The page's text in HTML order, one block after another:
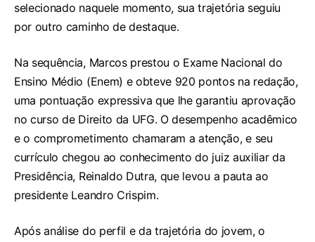
selecionado naquele momento, sua trajetória seguiu
por outro caminho de destaque.
Na sequência, Marcos prestou o Exame Nacional do
Ensino Médio (Enem) e obteve 920 pontos na redação,
uma pontuação expressiva que lhe garantiu aprovação
no curso de Direito da UFG. O desempenho acadêmico
e o comprometimento chamaram a atenção, e seu
currículo chegou ao conhecimento do juiz auxiliar da
Presidência, Reinaldo Dutra, que levou a pauta ao
presidente Leandro Crispim.
Após análise do perfil e da trajetória do jovem, o